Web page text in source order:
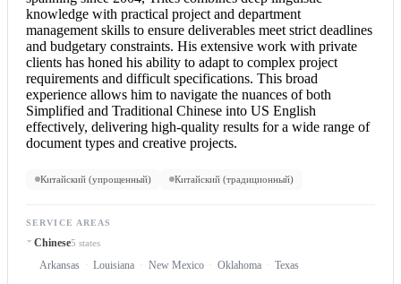
knowledge with practical project and department
management skills to ensure deliverables meet strict deadlines
and budgetary constraints. His extensive work with private
clients has honed his ability to adapt to complex project
requirements and difficult specifications. This broad
experience allows him to navigate the nuances of both
Simplified and Traditional Chinese into US English
effectively, delivering high-quality results for a wide range of
document types and creative projects.
Китайский (упрощенный) Китайский (традиционный)
SERVICE AREAS
Chinese5 states
Arkansas Louisiana New Mexico Oklahoma Texas